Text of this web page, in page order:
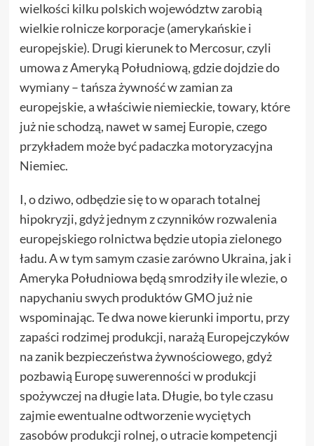
wielkości kilku polskich województw zarobią
wielkie rolnicze korporacje (amerykańskie i
europejskie). Drugi kierunek to Mercosur, czyli
umowa z Ameryką Południową, gdzie dojdzie do
wymiany – tańsza żywność w zamian za
europejskie, a właściwie niemieckie, towary, które
już nie schodzą, nawet w samej Europie, czego
przykładem może być padaczka motoryzacyjna
Niemiec.
I, o dziwo, odbędzie się to w oparach totalnej
hipokryzji, gdyż jednym z czynników rozwalenia
europejskiego rolnictwa będzie utopia zielonego
ładu. A w tym samym czasie zarówno Ukraina, jak i
Ameryka Południowa będą smrodziły ile wlezie, o
napychaniu swych produktów GMO już nie
wspominając. Te dwa nowe kierunki importu, przy
zapaści rodzimej produkcji, narażą Europejczyków
na zanik bezpieczeństwa żywnościowego, gdyż
pozbawią Europę suwerenności w produkcji
spożywczej na długie lata. Długie, bo tyle czasu
zajmie ewentualne odtworzenie wyciętych
zasobów produkcji rolnej, o utracie kompetencji